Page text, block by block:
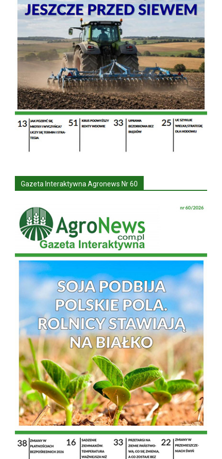
Gazeta Interaktywna Agronews Nr 60